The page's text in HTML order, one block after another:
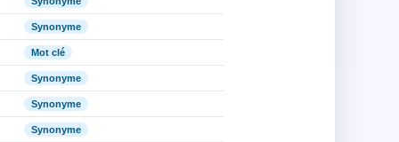
Synonyme
Mot clé
Synonyme
Synonyme
Synonyme